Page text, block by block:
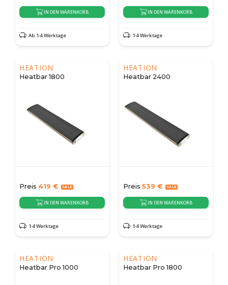
IN DEN WARENKORB
Ab 1-4 Werktage
IN DEN WARENKORB
1-4 Werktage
HEATION
Heatbar 1800
Preis 419 €
IN DEN WARENKORB
1-4 Werktage
HEATION
Heatbar 2400
Preis 539 €
IN DEN WARENKORB
1-4 Werktage
HEATION
Heatbar Pro 1000
HEATION
Heatbar Pro 1800